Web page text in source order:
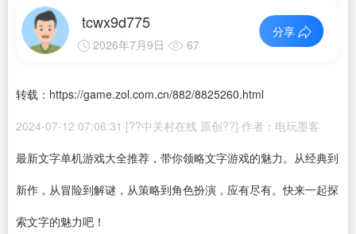
tcwx9d775
2026年7月9日 67
分享
转载：https://game.zol.com.cn/882/8825260.html
2024-07-12 07:06:31·[??中关村在线 原创??]·作者：电玩墨客
最新文字单机游戏大全推荐，带你领略文字游戏的魅力。从经典到
新作，从冒险到解谜，从策略到角色扮演，应有尽有。快来一起探
索文字的魅力吧！